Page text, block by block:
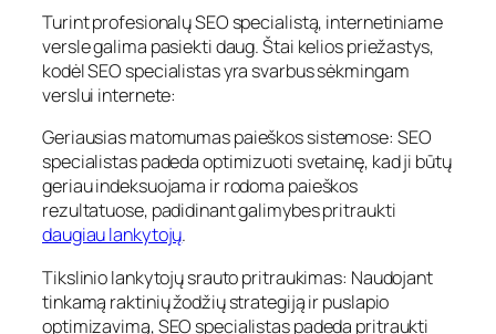
Turint profesionalų SEO specialistą, internetiniame
versle galima pasiekti daug. Štai kelios priežastys,
kodėl SEO specialistas yra svarbus sėkmingam
verslui internete:
Geriausias matomumas paieškos sistemose: SEO
specialistas padeda optimizuoti svetainę, kad ji būtų
geriau indeksuojama ir rodoma paieškos
rezultatuose, padidinant galimybes pritraukti
daugiau lankytojų.
Tikslinio lankytojų srauto pritraukimas: Naudojant
tinkamą raktinių žodžių strategiją ir puslapio
optimizavimą, SEO specialistas padeda pritraukti